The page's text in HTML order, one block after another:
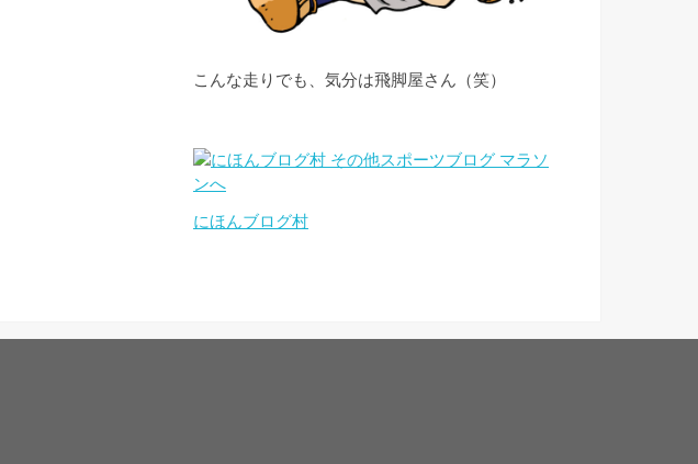
こんな走りでも、気分は飛脚屋さん（笑）
にほんブログ村